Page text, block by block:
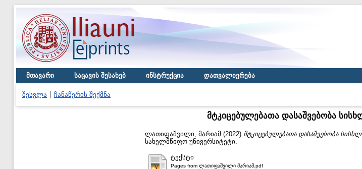
მთავარი საცავის შესახებ ინსტრუქცია დათვალიერება
შესვლა ჩანაწერის შექმნა
მტკიცებულებათა დასაშვებობა
ლათიფაშვილი, მარიამ (2022) მტკიცებულებათა დასაშვებობა
სახელმწიფო უნივერსიტეტი.
ტექსტი
Pages from ლათიფაშვილი მარიამ.pdf